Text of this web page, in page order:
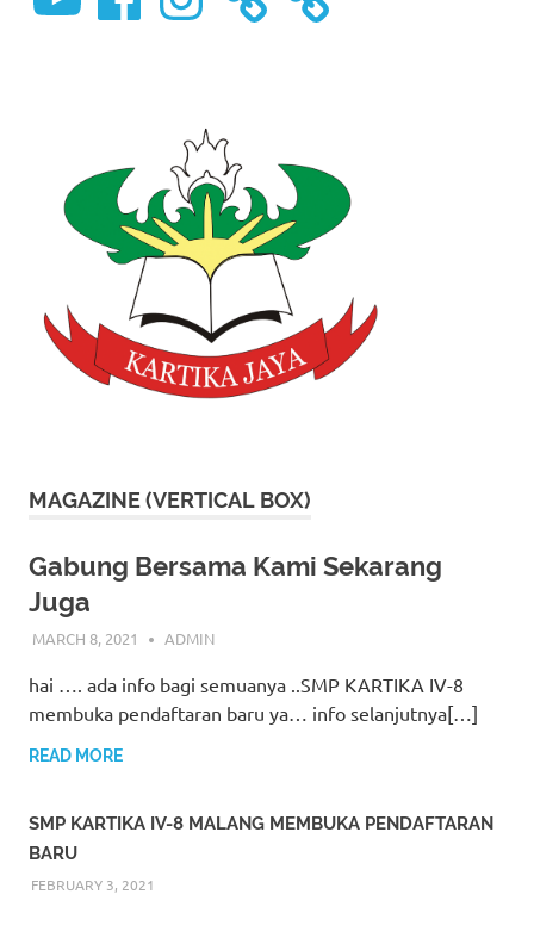
MAGAZINE (VERTICAL BOX)
Gabung Bersama Kami Sekarang
Juga
MARCH 8, 2021 ADMIN
hai …. ada info bagi semuanya ..SMP KARTIKA IV-8
membuka pendaftaran baru ya… info selanjutnya[…]
READ MORE
SMP KARTIKA IV-8 MALANG MEMBUKA PENDAFTARAN
BARU
FEBRUARY 3, 2021